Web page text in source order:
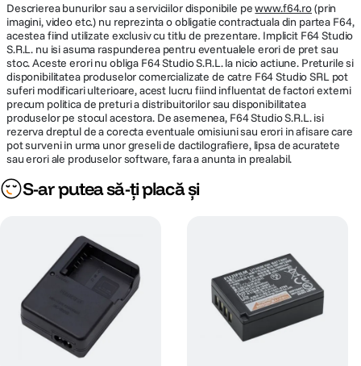
Descrierea bunurilor sau a serviciilor disponibile pewww.f64.ro(prin
imagini, video etc.) nu reprezinta o obligatie contractuala din partea F64,
acestea fiind utilizate exclusiv cu titlu de prezentare. Implicit F64 Studio
S.R.L. nu isi asuma raspunderea pentru eventualele erori de pret sau
stoc. Aceste erori nu obliga F64 Studio S.R.L. la nicio actiune. Preturile si
disponibilitatea produselor comercializate de catre F64 Studio SRL pot
suferi modificari ulterioare, acest lucru fiind influentat de factori externi
precum politica de preturi a distribuitorilor sau disponibilitatea
produselor pe stocul acestora. De asemenea, F64 Studio S.R.L. isi
rezerva dreptul de a corecta eventuale omisiuni sau erori in afisare care
pot surveni in urma unor greseli de dactilografiere, lipsa de acuratete
sau erori ale produselor software, fara a anunta in prealabil.
S-ar putea să-ți placă și